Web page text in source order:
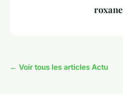
roxane
← Voir tous les articles Actu